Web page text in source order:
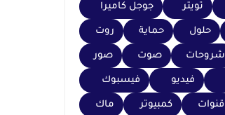
تويتر جوجل كاميرا
حلول حماية روت
شروحات صوت صور
فيديو فيسبوك
قنوات كمبيوتر ماك